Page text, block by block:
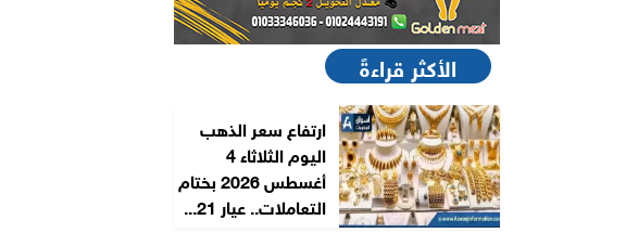
الأكثر قراءةً
ارتفاع سعر الذهب
اليوم الثلاثاء 4
أغسطس 2026 بختام
التعاملات.. عيار 21...